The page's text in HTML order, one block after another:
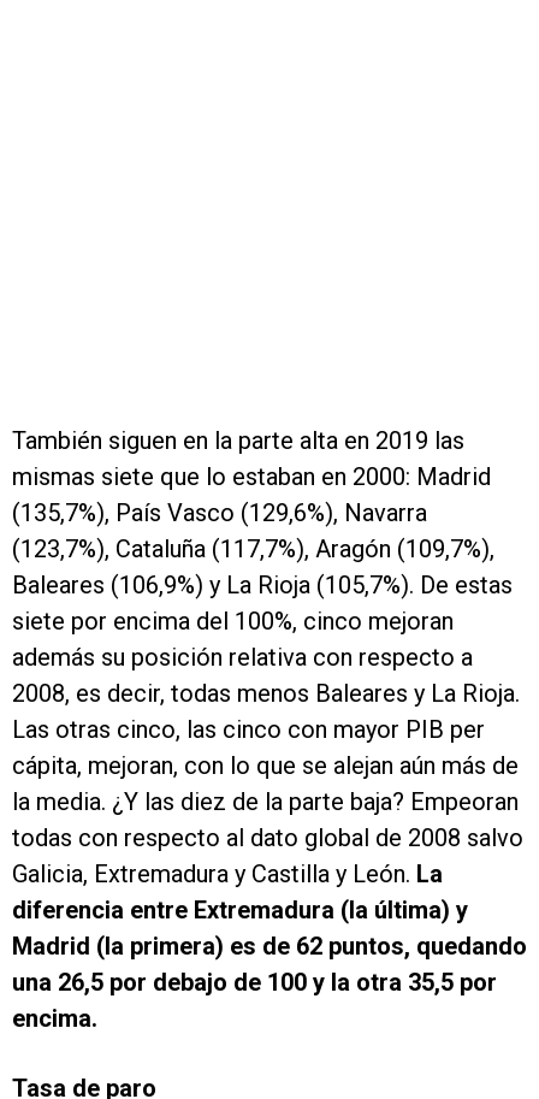
También siguen en la parte alta en 2019 las
mismas siete que lo estaban en 2000: Madrid
(135,7%), País Vasco (129,6%), Navarra
(123,7%), Cataluña (117,7%), Aragón (109,7%),
Baleares (106,9%) y La Rioja (105,7%). De estas
siete por encima del 100%, cinco mejoran
además su posición relativa con respecto a
2008, es decir, todas menos Baleares y La Rioja.
Las otras cinco, las cinco con mayor PIB per
cápita, mejoran, con lo que se alejan aún más de
la media. ¿Y las diez de la parte baja? Empeoran
todas con respecto al dato global de 2008 salvo
Galicia, Extremadura y Castilla y León. La
diferencia entre Extremadura (la última) y
Madrid (la primera) es de 62 puntos, quedando
una 26,5 por debajo de 100 y la otra 35,5 por
encima.
Tasa de paro